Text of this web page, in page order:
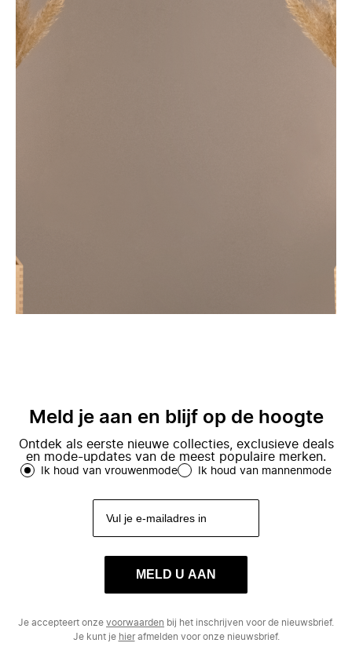
Meld je aan en blijf op de hoogte
Ontdek als eerste nieuwe collecties, exclusieve deals
en mode-updates van de meest populaire merken.
Ik houd van vrouwenmode Ik houd van mannenmode
MELD U AAN
Je accepteert onze voorwaarden bij het inschrijven voor de nieuwsbrief.
Je kunt je hierafmelden voor onze nieuwsbrief.